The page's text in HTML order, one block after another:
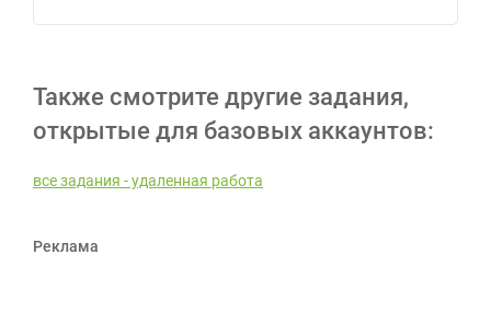
Также смотрите другие задания,
открытые для базовых аккаунтов:
все задания - удаленная работа
Реклама